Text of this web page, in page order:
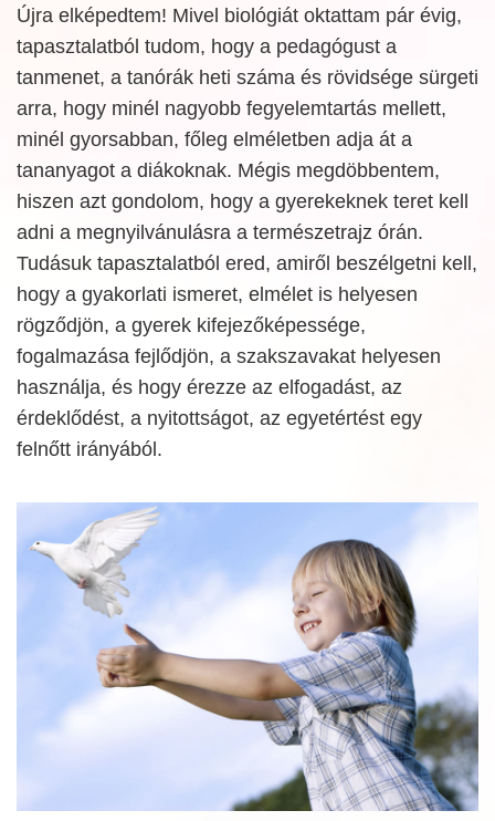
Újra elképedtem! Mivel biológiát oktattam pár évig,
tapasztalatból tudom, hogy a pedagógust a
tanmenet, a tanórák heti száma és rövidsége sürgeti
arra, hogy minél nagyobb fegyelemtartás mellett,
minél gyorsabban, főleg elméletben adja át a
tananyagot a diákoknak. Mégis megdöbbentem,
hiszen azt gondolom, hogy a gyerekeknek teret kell
adni a megnyilvánulásra a természetrajz órán.
Tudásuk tapasztalatból ered, amiről beszélgetni kell,
hogy a gyakorlati ismeret, elmélet is helyesen
rögződjön, a gyerek kifejezőképessége,
fogalmazása fejlődjön, a szakszavakat helyesen
használja, és hogy érezze az elfogadást, az
érdeklődést, a nyitottságot, az egyetértést egy
felnőtt irányából.